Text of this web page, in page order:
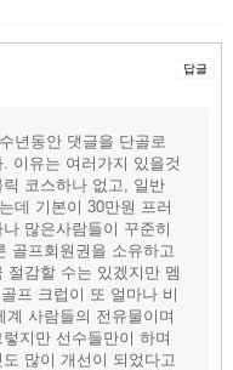
년동안 댓글을 단골로
이유는 여러가지 있을것
코스하나 없고, 일반
데 기본이 30만원 프러
많은사람들이 꾸준히
골프회원권을 소유하고
절감할 수는 있겠지만 멤
프 크럽이 또 얼마나 비
사람들의 전유물이며
지만 선수들만이 하며
많이 개선이 되었다고
답글